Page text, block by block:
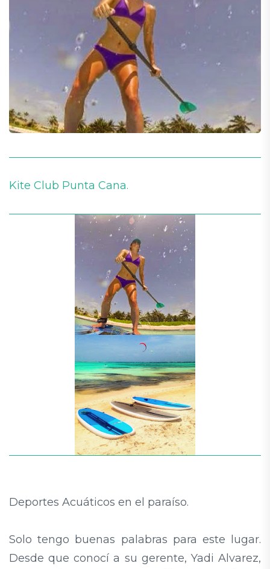
Kite Club Punta Cana.
Deportes Acuáticos en el paraíso.
Solo tengo buenas palabras para este lugar.
Desde que conocí a su gerente, Yadi Alvarez,